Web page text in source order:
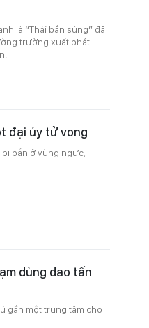
là “Thái bắn súng” đã
trường xuất phát
đại úy tử vong
bắn ở vùng ngực,
dùng dao tấn
gần một trung tâm cho